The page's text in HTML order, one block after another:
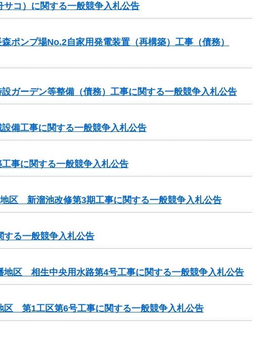
コ）に関する一般競争入札公告
ンプ場No.2自家用発電装置（再構築）工事（債務）
ガーデン等整備（債務）工事に関する一般競争入札公告
備工事に関する一般競争入札公告
事に関する一般競争入札公告
区 新溜池改修第3期工事に関する一般競争入札公告
る一般競争入札公告
区 相生中央用水路第4号工事に関する一般競争入札公告
区 第1工区第6号工事に関する一般競争入札公告